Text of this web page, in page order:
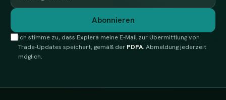
Abonnieren
Ich stimme zu, dass Explera meine E-Mail zur Übermittlung von
Trade-Updates speichert, gemäß der PDPA. Abmeldung jederzeit
möglich.